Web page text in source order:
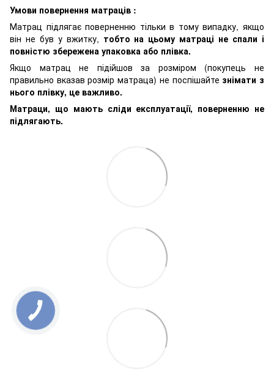
Умови повернення матраців :
Матрац підлягає поверненню тільки в тому випадку, якщо
він не був у вжитку, тобто на цьому матраці не спали і
повністю збережена упаковка або плівка.
Якщо матрац не підійшов за розміром (покупець не
правильно вказав розмір матраца) не поспішайте знімати з
нього плівку, це важливо.
Матраци, що мають сліди експлуатації, поверненню не
підлягають.